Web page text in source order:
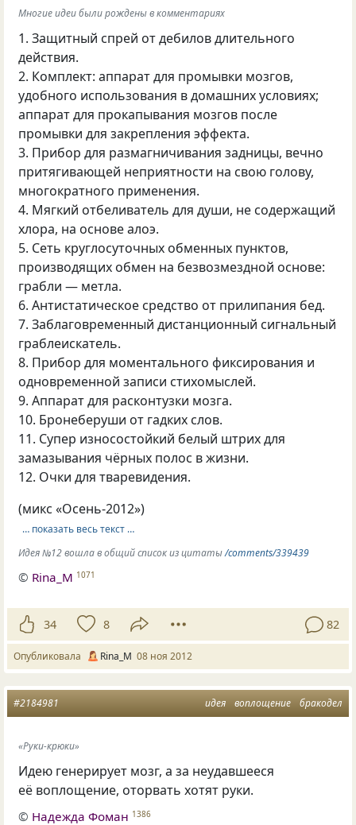
Многие идеи были рождены в комментариях
1. Защитный спрей от дебилов длительного
действия.
2. Комплект: аппарат для промывки мозгов,
удобного использования в домашних условиях;
аппарат для прокапывания мозгов после
промывки для закрепления эффекта.
3. Прибор для размагничивания задницы, вечно
притягивающей неприятности на свою голову,
многократного применения.
4. Мягкий отбеливатель для души, не содержащий
хлора, на основе алоэ.
5. Сеть круглосуточных обменных пунктов,
производящих обмен на безвозмездной основе:
грабли — метла.
6. Антистатическое средство от прилипания бед.
7. Заблаговременный дистанционный сигнальный
граблеискатель.
8. Прибор для моментального фиксирования и
одновременной записи стихомыслей.
9. Аппарат для расконтузки мозга.
10. Бронеберуши от гадких слов.
11. Супер износостойкий белый штрих для
замазывания чёрных полос в жизни.
12. Очки для тваревидения.
(микс «Осень-2012»)
… показать весь текст …
Идея №12 вошла в общий список из цитаты/comments/339439
© Rina_M 1071
34 8 82
Опубликовала Rina_M 08 ноя 2012
идея воплощение бракодел
#2184981
«Руки-крюки»
Идею генерирует мозг, а за неудавшееся
её воплощение, оторвать хотят руки.
© Надежда Фоман 1386